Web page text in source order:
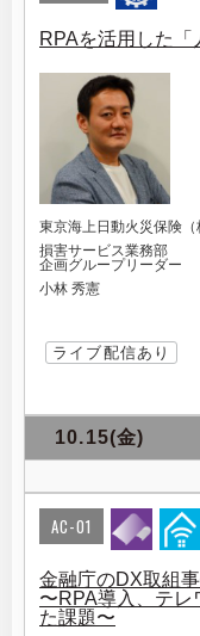
RPAを活用した
東京海上日動火災保険（
損害サービス業務部
企画グループリーダー
小林 秀憲
ライブ配信あり
10.15(金)
AC-01
金融庁のDX取組
〜RPA導入、テレ
た課題〜